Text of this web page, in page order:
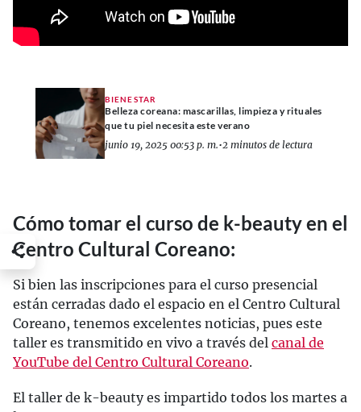
BIENESTAR
Belleza coreana: mascarillas, limpieza y rituales
que tu piel necesita este verano
junio 19, 2025 00:53 p. m.•2 minutos de lectura
Cómo tomar el curso de k-beauty en el
Centro Cultural Coreano:
Si bien las inscripciones para el curso presencial
están cerradas dado el espacio en el Centro Cultural
Coreano, tenemos excelentes noticias, pues este
taller es transmitido en vivo a través del canal de
YouTube del Centro Cultural Coreano.
El taller de k-beauty es impartido todos los martes a